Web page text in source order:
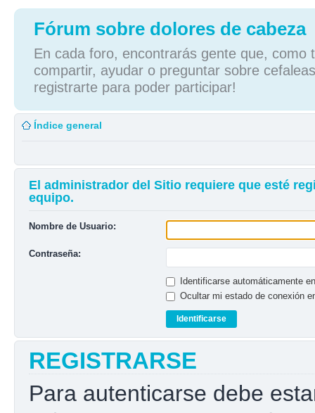
Fórum sobre dolores de cabeza
En cada foro, encontrarás gente que, como
compartir, ayudar o preguntar sobre
registrarte para poder participar!
Índice general
El administrador del Sitio requiere que esté
equipo.
Nombre de Usuario:
Contraseña:
Identificarse automáticamente
Ocultar mi estado de conexión
REGISTRARSE
Para autenticarse debe